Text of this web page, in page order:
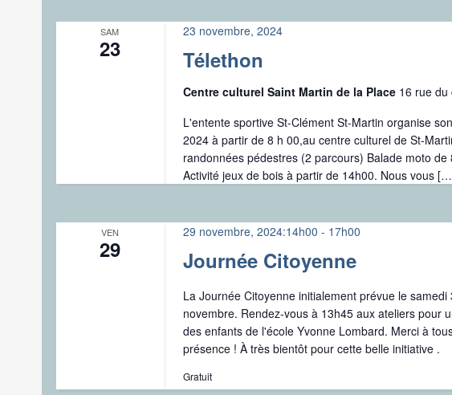
SAM
23 Télethon
23 novembre, 2024
Centre culturel Saint Martin de la Place 16 rue du
L'entente sportive St-Clément St-Martin organise
2024 à partir de 8 h 00,au centre culturel de St-
randonnées pédestres (2 parcours) Balade moto
Activité jeux de bois à partir de 14h00. Nous vous
VEN
29 Journée Citoyenne
29 novembre, 2024:14h00 - 17h00
La Journée Citoyenne initialement prévue le
novembre. Rendez-vous à 13h45 aux ateliers pour
des enfants de l'école Yvonne Lombard. Merci à
présence ! À très bientôt pour cette belle initiative .
Gratuit